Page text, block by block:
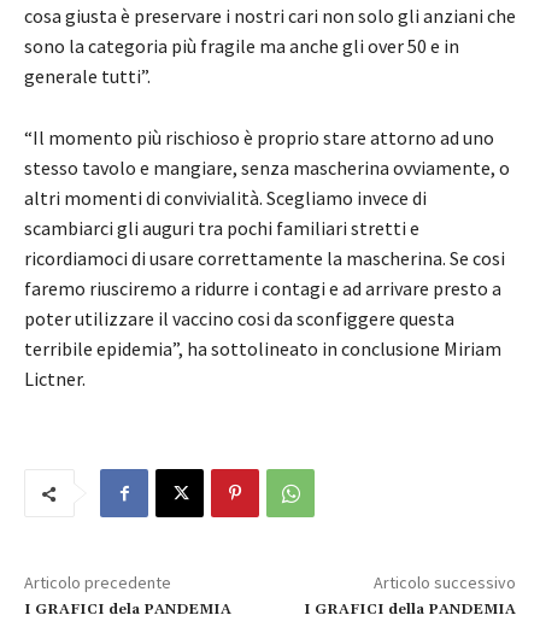
cosa giusta è preservare i nostri cari non solo gli anziani che
sono la categoria più fragile ma anche gli over 50 e in
generale tutti”.
“Il momento più rischioso è proprio stare attorno ad uno
stesso tavolo e mangiare, senza mascherina ovviamente, o
altri momenti di convivialità. Scegliamo invece di
scambiarci gli auguri tra pochi familiari stretti e
ricordiamoci di usare correttamente la mascherina. Se cosi
faremo riusciremo a ridurre i contagi e ad arrivare presto a
poter utilizzare il vaccino cosi da sconfiggere questa
terribile epidemia”, ha sottolineato in conclusione Miriam
Lictner.
Articolo precedente
I GRAFICI dela PANDEMIA
Articolo successivo
I GRAFICI della PANDEMIA